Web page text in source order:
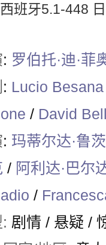
班牙5.1-448
: 罗伯托·迪·菲
: Lucio Besana
/ David
: 玛蒂尔达·鲁茨
/ 阿利达·巴尔
/
剧情 / 悬疑 /